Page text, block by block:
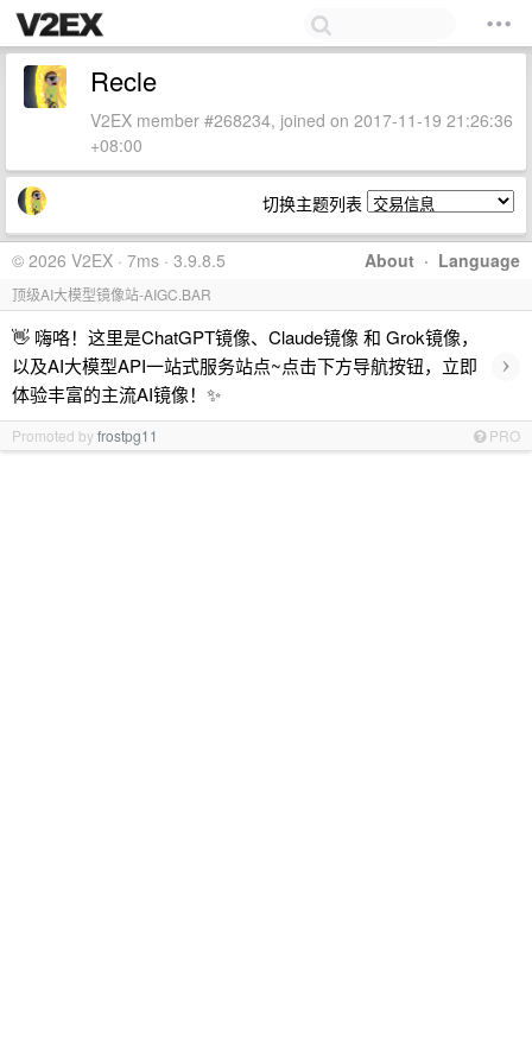
Recle
V2EX member #268234, joined on 2017-11-19 21:26:36
+08:00
切换主题列表
About · Language
© 2026 V2EX · 7ms · 3.9.8.5
顶级AI大模型镜像站-AIGC.BAR
👋 嗨咯！这里是ChatGPT镜像、Claude镜像 和 Grok镜像，
以及AI大模型API一站式服务站点~点击下方导航按钮，立即
体验丰富的主流AI镜像！✨
›
Promoted byfrostpg11 PRO